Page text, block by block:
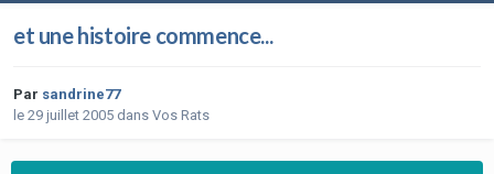
et une histoire commence...
Par sandrine77
le 29 juillet 2005 dans Vos Rats